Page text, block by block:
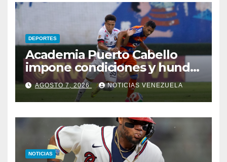
DEPORTES
Academia Puerto Cabello
impone condiciones y hunde
al Caracas FC
AGOSTO 7, 2026 NOTICIAS VENEZUELA
NOTICIAS